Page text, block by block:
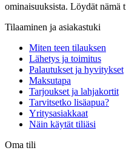
ominaisuuksista. Löydät nämä
Tilaaminen ja asiakastuki
Miten teen tilauksen
Lähetys ja toimitus
Palautukset ja hyvitykset
Maksutapa
Tarjoukset ja lahjakortit
Tarvitsetko lisäapua?
Yritysasiakkaat
Näin käytät tiliäsi
Oma tili